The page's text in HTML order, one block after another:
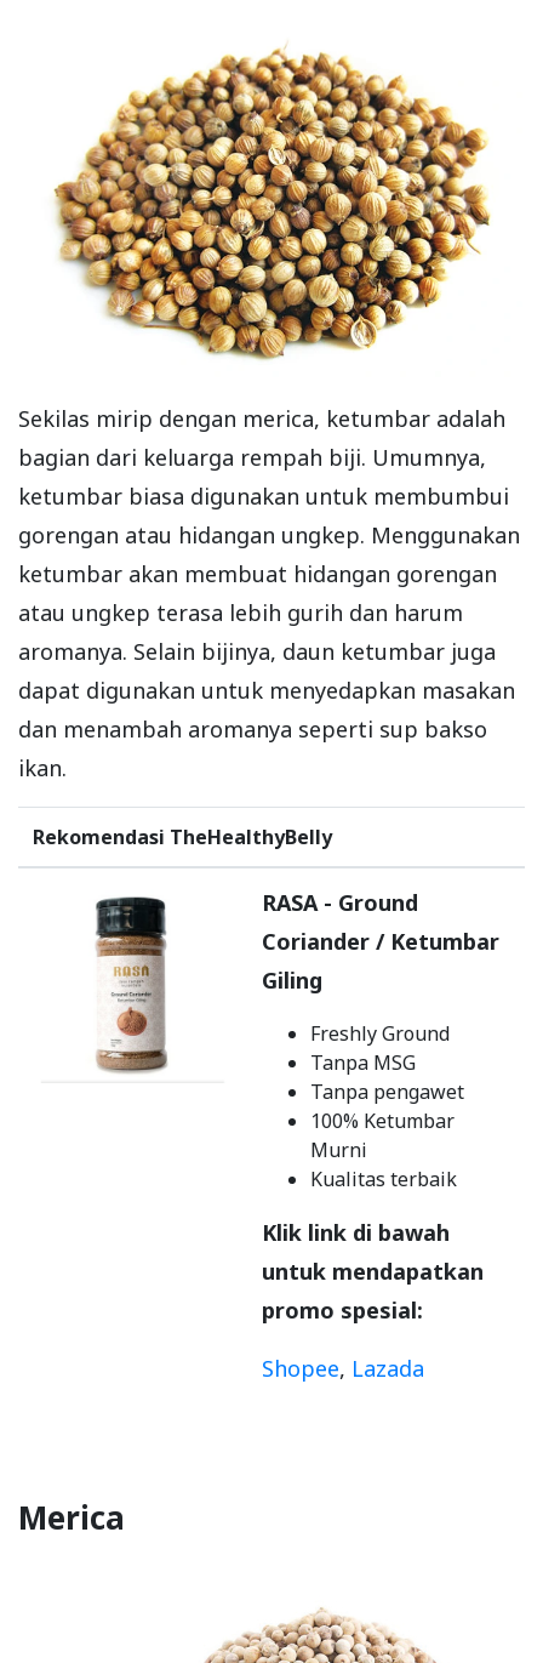
Sekilas mirip dengan merica, ketumbar adalah
bagian dari keluarga rempah biji. Umumnya,
ketumbar biasa digunakan untuk membumbui
gorengan atau hidangan ungkep. Menggunakan
ketumbar akan membuat hidangan gorengan
atau ungkep terasa lebih gurih dan harum
aromanya. Selain bijinya, daun ketumbar juga
dapat digunakan untuk menyedapkan masakan
dan menambah aromanya seperti sup bakso
ikan.
Rekomendasi TheHealthyBelly
RASA - Ground
Coriander / Ketumbar
Giling
Freshly Ground
Tanpa MSG
Tanpa pengawet
100% Ketumbar
Murni
Kualitas terbaik
Klik link di bawah
untuk mendapatkan
promo spesial:
Shopee, Lazada
Merica